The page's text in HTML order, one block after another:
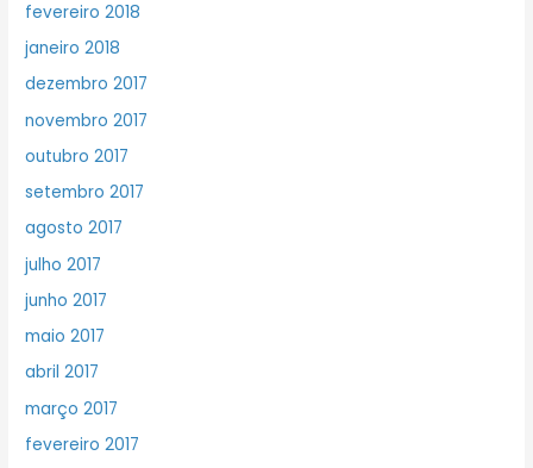
fevereiro 2018
janeiro 2018
dezembro 2017
novembro 2017
outubro 2017
setembro 2017
agosto 2017
julho 2017
junho 2017
maio 2017
abril 2017
março 2017
fevereiro 2017